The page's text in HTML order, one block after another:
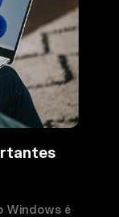
Windows é